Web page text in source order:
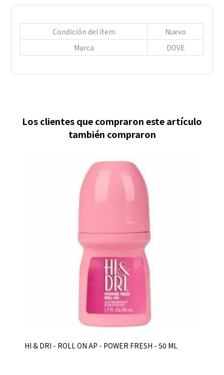
Condición del ítem
Nuevo
Marca
DOVE
Los clientes que compraron este artículo
también compraron
HI & DRI - ROLL ON AP - POWER FRESH - 50 ML